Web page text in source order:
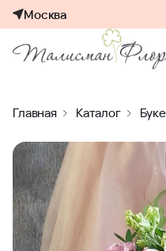
Москва
Главная Каталог